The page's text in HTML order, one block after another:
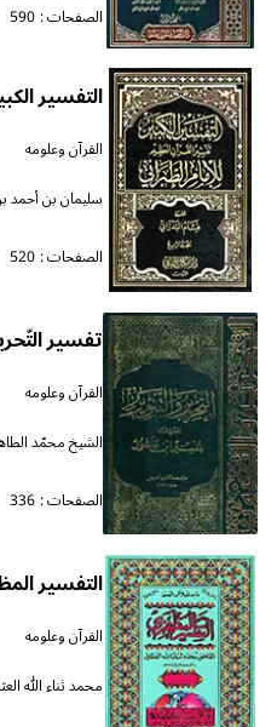
الصفحات : 590
التفسير
القرآن وعلومه
سليمان بن أحمد
الصفحات : 520
تفسير
القرآن وعلومه
الشيخ محمّد
الصفحات : 336
التفسير
القرآن وعلومه
محمد ثناء الله